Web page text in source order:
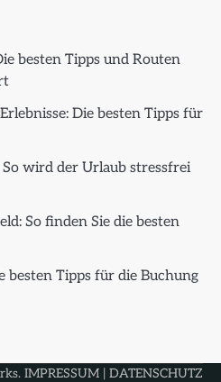
besten Tipps und Routen
Die besten Tipps für
wird der Urlaub stressfrei
So finden Sie die besten
besten Tipps für die Buchung
. IMPRESSUM| DATENSCHUTZ